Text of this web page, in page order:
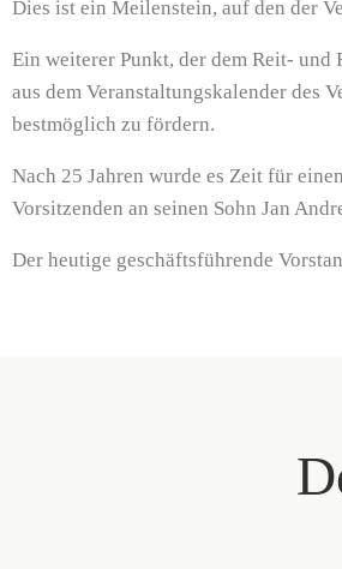
Dies ist ein Meilenstein, auf den der
Ein weiterer Punkt, der dem Reit-
aus dem Veranstaltungskalender des
bestmöglich zu fördern.
Nach 25 Jahren wurde es Zeit für
Vorsitzenden an seinen Sohn Jan
Der heutige geschäftsführende